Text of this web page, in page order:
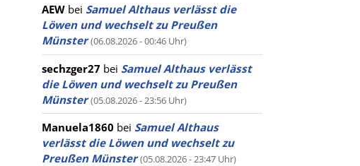
AEW bei Samuel Althaus verlässt die
Löwen und wechselt zu Preußen
Münster (06.08.2026 - 00:46 Uhr)
sechzger27 bei Samuel Althaus verlässt
die Löwen und wechselt zu Preußen
Münster (05.08.2026 - 23:56 Uhr)
Manuela1860 bei Samuel Althaus
verlässt die Löwen und wechselt zu
Preußen Münster (05.08.2026 - 23:47 Uhr)